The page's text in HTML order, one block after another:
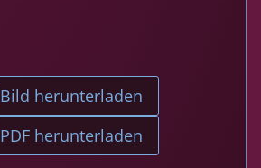
Bild herunterladen
PDF herunterladen